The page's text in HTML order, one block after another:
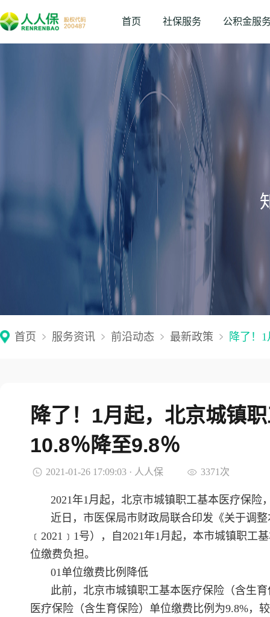
首页 社保服务 公积金服
首页 服务资讯 前沿动态 最新政策 降了！
降了！1月起，北京城镇
10.8％降至9.8％
2021-01-26 17:09:03 · 人人保 3371次
2021年1月起，北京市城镇职工基本医疗保险
近日，市医保局市财政局联合印发《关于调
﹝2021﹞1号），自2021年1月起，本市城镇职工
位缴费负担。
01单位缴费比例降低
此前，北京市城镇职工基本医疗保险（含生
医疗保险（含生育保险）单位缴费比例为9.8%，